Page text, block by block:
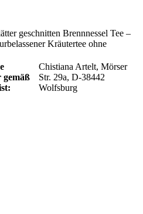
geschnitten Brennnessel Tee –
Kräutertee ohne
gemäß
Chistiana Artelt, Mörser
Str. 29a, D-38442
Wolfsburg